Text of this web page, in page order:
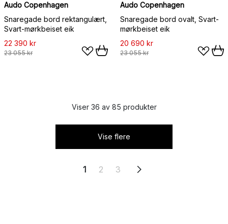
Audo Copenhagen
Snaregade bord rektangulært,
Svart-mørkbeiset eik
22 390 kr
23 055 kr
Audo Copenhagen
Snaregade bord ovalt, Svart-
mørkbeiset eik
20 690 kr
23 055 kr
Viser 36 av 85 produkter
Vise flere
1 2 3